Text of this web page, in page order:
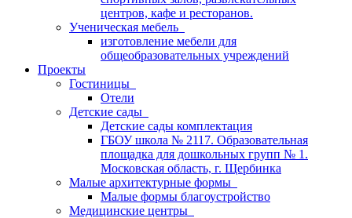
центров, кафе и ресторанов.
Ученическая мебель
изготовление мебели для
общеобразовательных учреждений
Проекты
Гостиницы
Отели
Детские сады
Детские сады комплектация
ГБОУ школа № 2117. Образовательная
площадка для дошкольных групп № 1.
Московская область, г. Щербинка
Малые архитектурные формы
Малые формы благоустройство
Медицинские центры